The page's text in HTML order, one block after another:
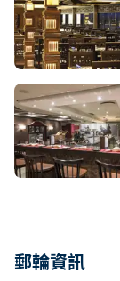
郵輪資訊